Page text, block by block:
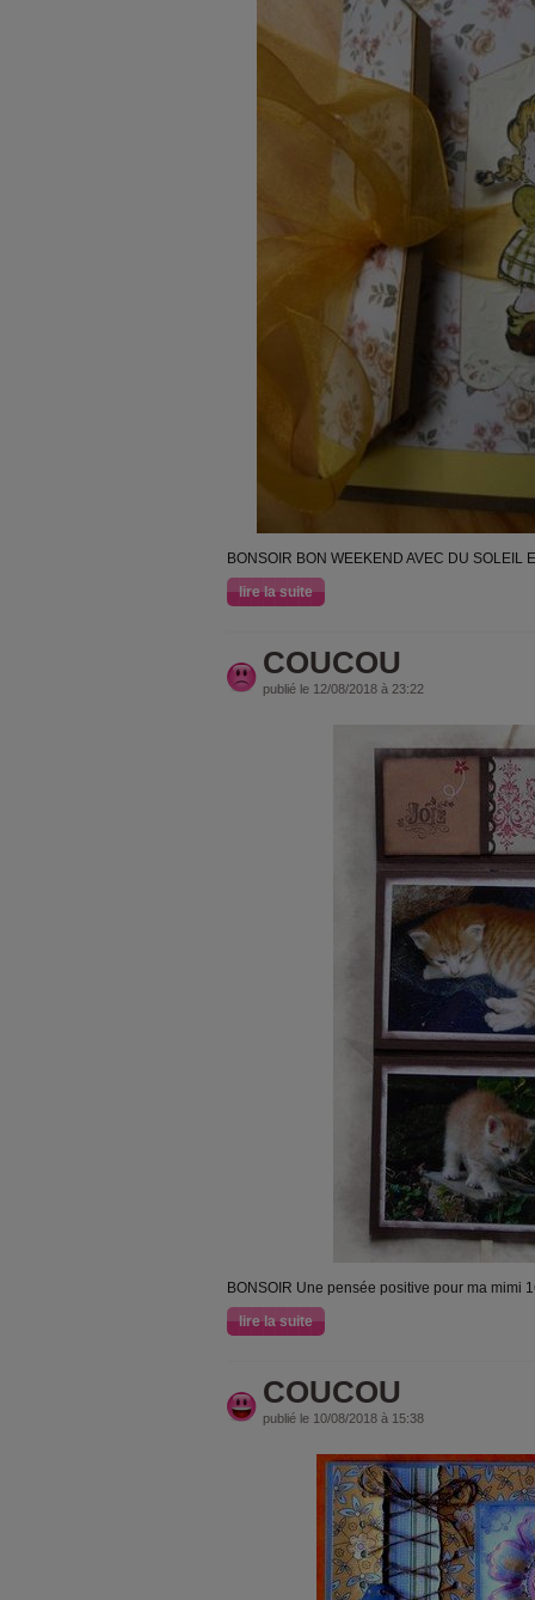
BONSOIR BON WEEKEND AVEC DU SOLEIL
lire la suite
COUCOU
publié le 12/08/2018 à 23:22
BONSOIR Une pensée positive pour ma mimi
lire la suite
COUCOU
publié le 10/08/2018 à 15:38